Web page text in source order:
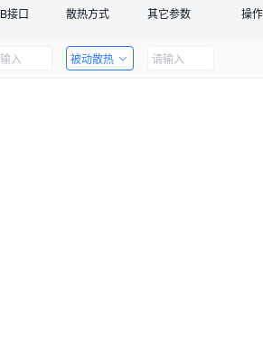
接口 散热方式 其它参数 操作
被动散热